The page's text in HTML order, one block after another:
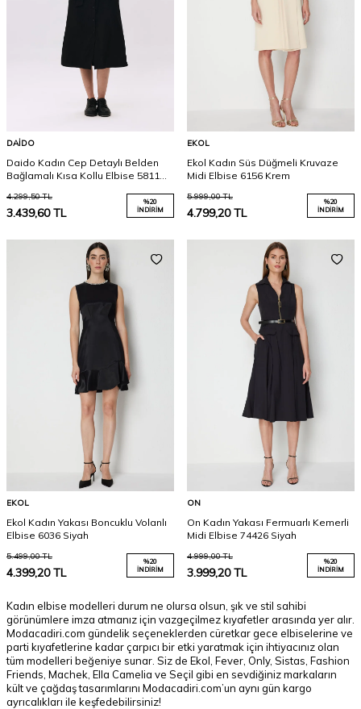
DAIDO
Daido Kadın Cep Detaylı Belden
Bağlamalı Kısa Kollu Elbise 5811
4.299,50TL
3.439,60TL
%20
İNDIRIM
EKOL
Ekol Kadın Süs Düğmeli Kruvaze
Midi Elbise 6156 Krem
5.999,00TL
4.799,20TL
%20
İNDIRIM
EKOL
Ekol Kadın Yakası Boncuklu Volanlı
Elbise 6036 Siyah
5.499,00TL
4.399,20TL
%20
İNDIRIM
ON
On Kadın Yakası Fermuarlı Kemerli
Midi Elbise 74426 Siyah
4.999,00TL
3.999,20TL
%20
İNDIRIM
Kadın elbise modelleri durum ne olursa olsun, şık ve stil sahibi
görünümlere imza atmanız için vazgeçilmez kıyafetler arasında yer alır.
Modacadiri.com gündelik seçeneklerden cüretkar gece elbiselerine ve
parti kıyafetlerine kadar çarpıcı bir etki yaratmak için ihtiyacınız olan
tüm modelleri beğeniye sunar. Siz de Ekol, Fever, Only, Sistas, Fashion
Friends, Machek, Ella Camelia ve Seçil gibi en sevdiğiniz markaların
kült ve çağdaş tasarımlarını Modacadiri.com’un aynı gün kargo
ayrıcalıkları ile keşfedebilirsiniz!